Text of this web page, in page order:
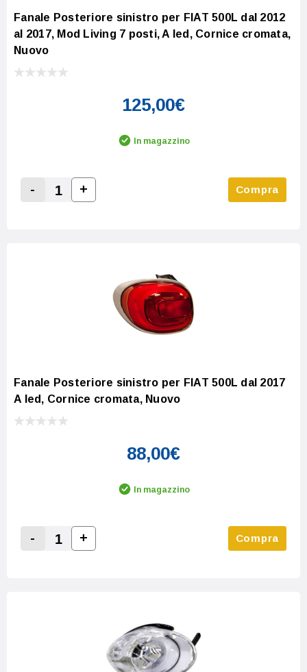
Fanale Posteriore sinistro per FIAT 500L dal 2012
al 2017, Mod Living 7 posti, A led, Cornice cromata,
Nuovo
125,00€
In magazzino
Decrease Quantity:
-
Increase Quantity:
+ Compra
Fanale Posteriore sinistro per FIAT 500L dal 2017
A led, Cornice cromata, Nuovo
88,00€
In magazzino
Decrease Quantity:
-
Increase Quantity:
+ Compra